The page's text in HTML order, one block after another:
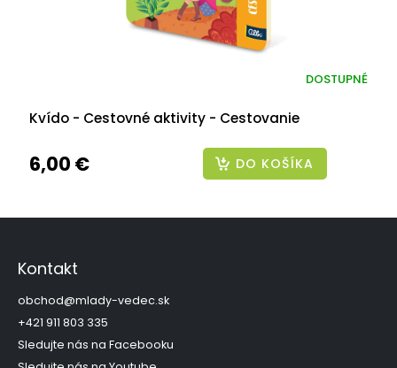
Kvído - Cestovné aktivity - Cestovanie
DOSTUPNÉ
6,00 € DO KOŠÍKA
Kontakt
obchod@mlady-vedec.sk
+421 911 803 335
Sledujte nás na Facebooku